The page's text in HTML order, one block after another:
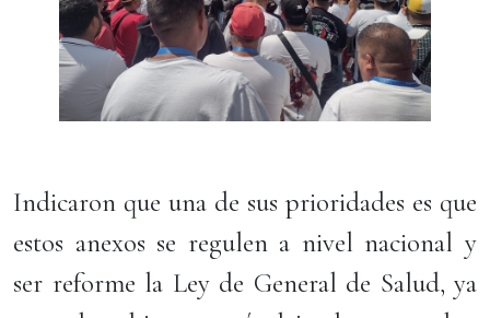
Indicaron que una de sus prioridades es que
estos anexos se regulen a nivel nacional y
ser reforme la Ley de General de Salud, ya